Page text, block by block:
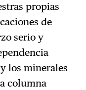
propias
de
serio y
los minerales
columna